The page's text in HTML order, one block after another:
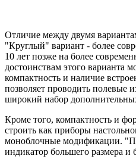
Отличие между двумя
"Круглый" вариант - более
10 лет позже на более
достоинствам этого варианта
компактность и наличие
позволяет проводить полевые
широкий набор
Кроме того, компактность и
строить как приборы
моноблочные модификации.
индикатор большего размера и